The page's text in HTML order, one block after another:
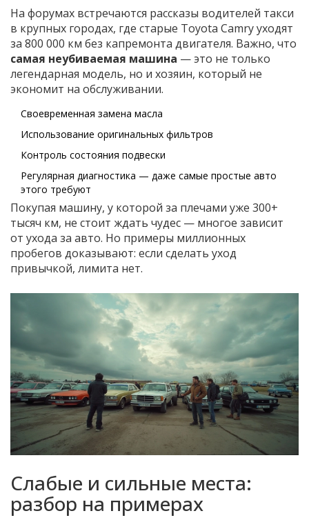
На форумах встречаются рассказы водителей такси
в крупных городах, где старые Toyota Camry уходят
за 800 000 км без капремонта двигателя. Важно, что
самая неубиваемая машина — это не только
легендарная модель, но и хозяин, который не
экономит на обслуживании.
Своевременная замена масла
Использование оригинальных фильтров
Контроль состояния подвески
Регулярная диагностика — даже самые простые авто
этого требуют
Покупая машину, у которой за плечами уже 300+
тысяч км, не стоит ждать чудес — многое зависит
от ухода за авто. Но примеры миллионных
пробегов доказывают: если сделать уход
привычкой, лимита нет.
Слабые и сильные места:
разбор на примерах